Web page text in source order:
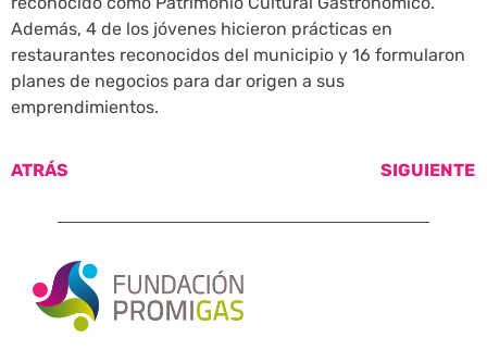
Además, 4 de los jóvenes hicieron prácticas en
restaurantes reconocidos del municipio y 16 formularon
planes de negocios para dar origen a sus
emprendimientos.
ATRÁS SIGUIENTE